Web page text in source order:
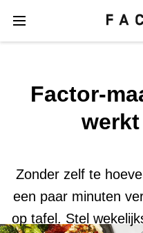
Factor-
Zonder zelf te
een paar minuten
op tafel. Stel